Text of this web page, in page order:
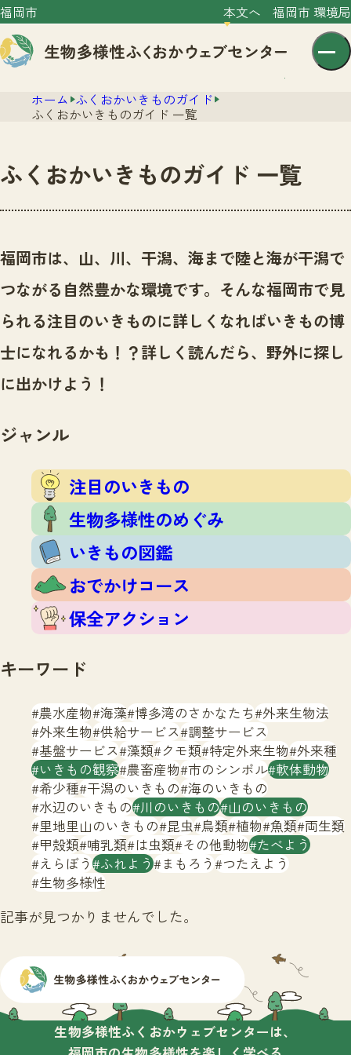
福岡市 本文へ 福岡市 環境局
センター紹介
センター紹介TOP
サイトポリシー
プライバシーポリシー
ニュースTOP
市の取組み
いきものガイド
いきものガイドTOP
注目のいきもの
生物多様性のめぐみ
保全アクション
イベント
いきもの調査隊
調査レポート
調査結果
ふくおかいきものマップ
マッチング
マッチングTOP
掲載申し込みフォーム
お問合せ
サイトマップ
ホーム ふくおかいきものガイド
ふくおかいきものガイド 一覧
ふくおかいきものガイド 一覧
福岡市は、山、川、干潟、海まで陸と海が干潟で
つながる自然豊かな環境です。 そんな福岡市で見
られる注目のいきものに詳しくなればいきもの博
士になれるかも！？詳しく読んだら、野外に探し
に出かけよう！
ジャンル
注目のいきもの
生物多様性のめぐみ
いきもの図鑑
おでかけコース
保全アクション
キーワード
農水産物 海藻 博多湾のさかなたち 外来生物法
外来生物 供給サービス 調整サービス
基盤サービス 藻類 クモ類 特定外来生物 外来種
いきもの観察 農畜産物 市のシンボル 軟体動物
希少種 干潟のいきもの 海のいきもの
水辺のいきもの 川のいきもの 山のいきもの
里地里山のいきもの 昆虫 鳥類 植物 魚類 両生類
甲殻類 哺乳類 は虫類 その他動物 たべよう
えらぼう ふれよう まもろう つたえよう
生物多様性
記事が見つかりませんでした。
生物多様性ふくおかウェブセンターは、